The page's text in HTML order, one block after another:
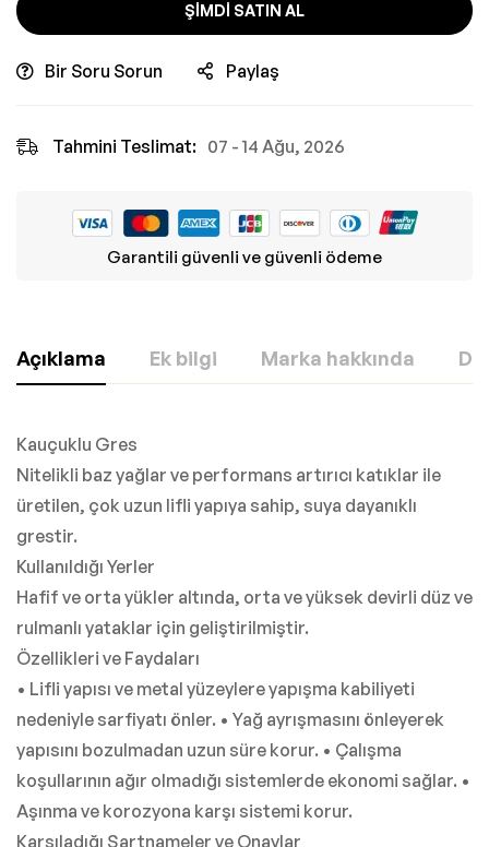
ŞIMDI SATIN AL
Bir Soru Sorun Paylaş
Tahmini Teslimat: 07 - 14 Ağu, 2026
Garantili güvenli ve güvenli ödeme
Açıklama Ek bilgi Marka hakkında
Kauçuklu Gres
Nitelikli baz yağlar ve performans artırıcı katıklar ile
üretilen, çok uzun lifli yapıya sahip, suya dayanıklı
grestir.
Kullanıldığı Yerler
Hafif ve orta yükler altında, orta ve yüksek devirli düz ve
rulmanlı yataklar için geliştirilmiştir.
Özellikleri ve Faydaları
• Lifli yapısı ve metal yüzeylere yapışma kabiliyeti
nedeniyle sarfiyatı önler. • Yağ ayrışmasını önleyerek
yapısını bozulmadan uzun süre korur. • Çalışma
koşullarının ağır olmadığı sistemlerde ekonomi sağlar. •
Aşınma ve korozyona karşı sistemi korur.
Karşıladığı Şartnameler ve Onaylar